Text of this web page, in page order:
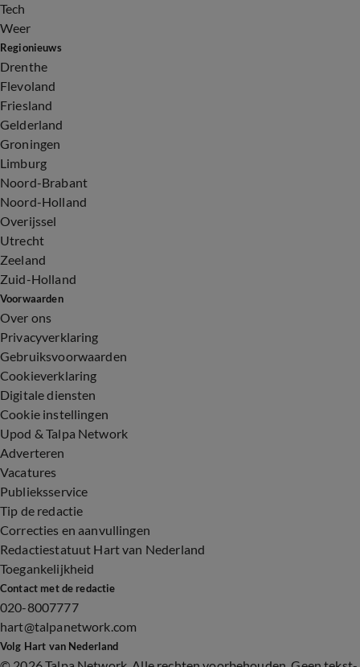
Tech
Weer
Regionieuws
Drenthe
Flevoland
Friesland
Gelderland
Groningen
Limburg
Noord-Brabant
Noord-Holland
Overijssel
Utrecht
Zeeland
Zuid-Holland
Voorwaarden
Over ons
Privacyverklaring
Gebruiksvoorwaarden
Cookieverklaring
Digitale diensten
Cookie instellingen
Upod & Talpa Network
Adverteren
Vacatures
Publieksservice
Tip de redactie
Correcties en aanvullingen
Redactiestatuut Hart van Nederland
Toegankelijkheid
Contact met de redactie
020-8007777
hart@talpanetwork.com
Volg Hart van Nederland